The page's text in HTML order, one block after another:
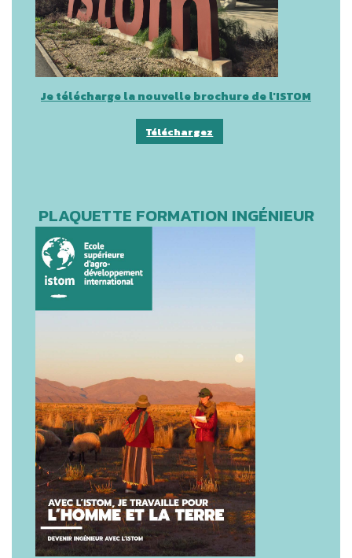
Je télécharge la nouvelle brochure de l'ISTOM
Téléchargez
PLAQUETTE FORMATION INGÉNIEUR